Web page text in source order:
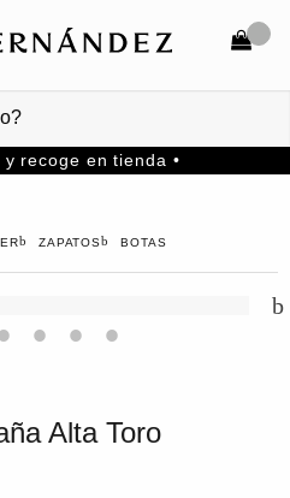
COMPRAR
recoge en tienda •
ZAPATOS BOTAS
Alta Toro